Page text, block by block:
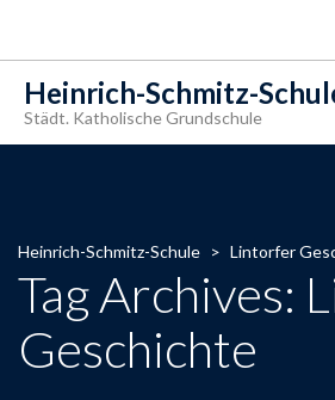
Heinrich-Schmitz-
Städt. Katholische Grundschule
Heinrich-Schmitz-Schule > Lintorfer
Tag Archives:
Geschichte